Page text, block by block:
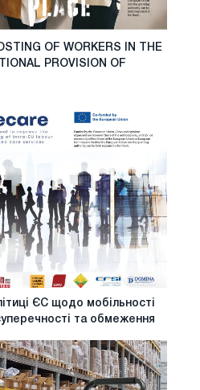
OF WORKERS IN THE
PROVISION OF
ЄС щодо мобільності
та обмеження